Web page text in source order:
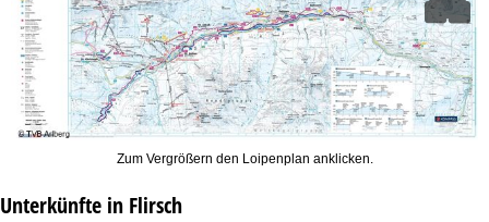
Zum Vergrößern den Loipenplan anklicken.
Unterkünfte in Flirsch